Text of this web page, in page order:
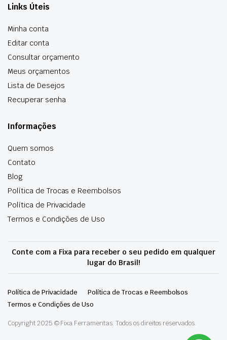
Links Úteis
Minha conta
Editar conta
Consultar orçamento
Meus orçamentos
Lista de Desejos
Recuperar senha
Informações
Quem somos
Contato
Blog
Política de Trocas e Reembolsos
Política de Privacidade
Termos e Condições de Uso
Conte com a Fixa para receber o seu pedido em qualquer
lugar do Brasil!
Política de Privacidade
Política de Trocas e Reembolsos
Termos e Condições de Uso
Copyright 2025 © Fixa Ferramentas. Todos os direitos reservados.